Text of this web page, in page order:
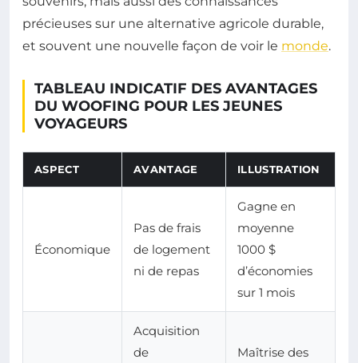
précieuses sur une alternative agricole durable,
et souvent une nouvelle façon de voir le monde.
TABLEAU INDICATIF DES AVANTAGES
DU WOOFING POUR LES JEUNES
VOYAGEURS
ASPECT AVANTAGE ILLUSTRATION
Économique
Pas de frais
de logement
ni de repas
Gagne en
moyenne
1000 $
d’économies
sur 1 mois
Acquisition
de
Maîtrise des